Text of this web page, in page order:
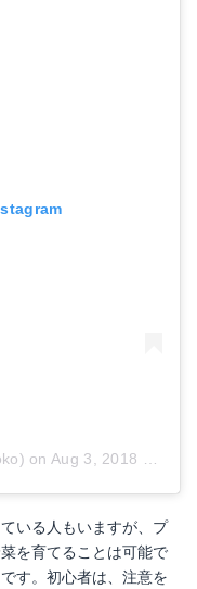
onAug 3, 2018 at 4:39am PDT
いる人もいますが、プ
を育てることは可能で
す。初心者は、注意を